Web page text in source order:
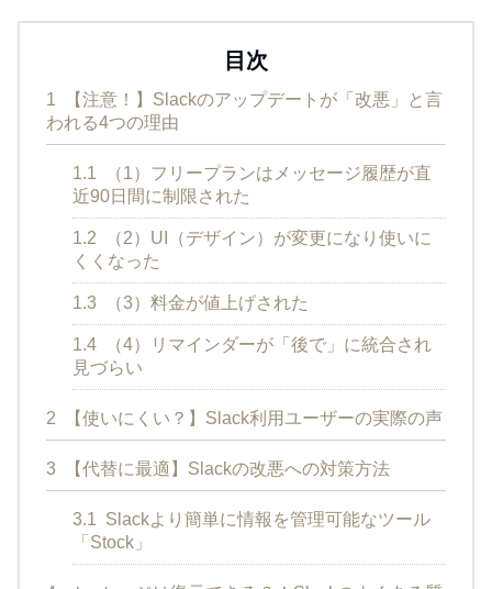
目次
1
【注意！】Slackのアップデートが「改悪」と言
われる4つの理由
1.1
（1）フリープランはメッセージ履歴が直
近90日間に制限された
1.2
（2）UI（デザイン）が変更になり使いに
くくなった
1.3 （3）料金が値上げされた
1.4
（4）リマインダーが「後で」に統合され
見づらい
2 【使いにくい？】Slack利用ユーザーの実際の声
3 【代替に最適】Slackの改悪への対策方法
3.1 Slackより簡単に情報を管理可能なツール
「Stock」